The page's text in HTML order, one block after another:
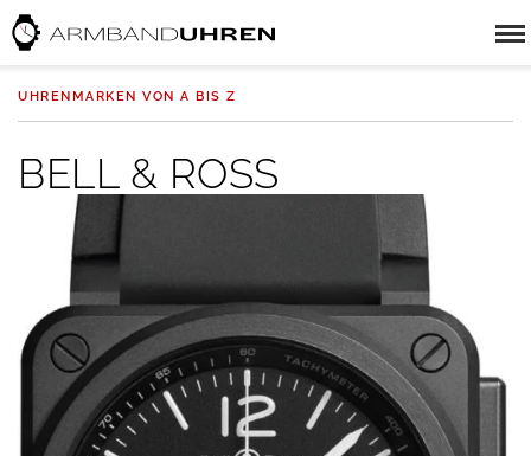
UHRENMARKEN VON A BIS Z
BELL & ROSS